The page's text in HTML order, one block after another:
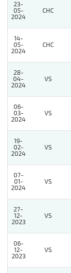
23-
05-
2024
CHC
14-
05-
2024
CHC
28-
04-
2024
VS
06-
03-
2024
VS
19-
02-
2024
VS
07-
01-
2024
VS
27-
12-
2023
VS
06-
12-
2023
VS